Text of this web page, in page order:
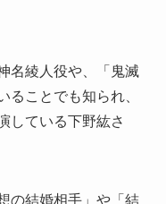
名綾人役や、「鬼滅
ることでも知られ、
している下野紘さ
の結婚相手」や「結